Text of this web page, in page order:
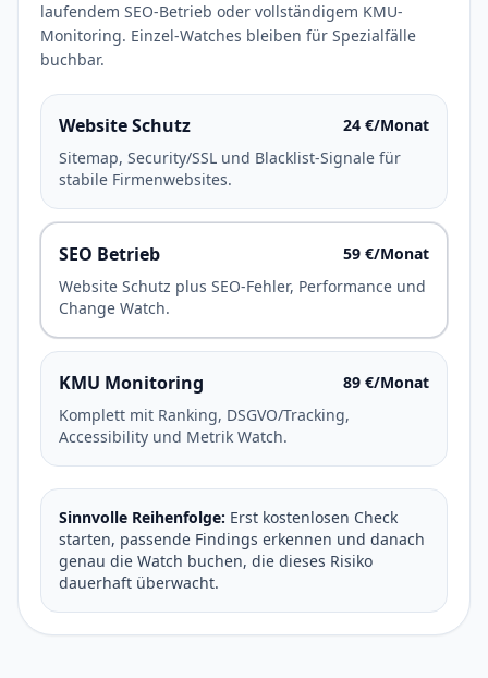
laufendem SEO-Betrieb oder vollständigem KMU-
Monitoring. Einzel-Watches bleiben für Spezialfälle
buchbar.
Website Schutz
24 €/Monat
Sitemap, Security/SSL und Blacklist-Signale für
stabile Firmenwebsites.
SEO Betrieb
59 €/Monat
Website Schutz plus SEO-Fehler, Performance und
Change Watch.
KMU Monitoring
89 €/Monat
Komplett mit Ranking, DSGVO/Tracking,
Accessibility und Metrik Watch.
Sinnvolle Reihenfolge: Erst kostenlosen Check
starten, passende Findings erkennen und danach
genau die Watch buchen, die dieses Risiko
dauerhaft überwacht.